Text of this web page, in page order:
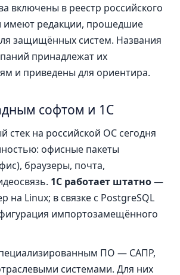
включены в реестр российского
редакции, прошедшие
защищённых систем. Названия
принадлежат их
и приведены для ориентира.
софтом и 1С
стек на российской ОС сегодня
офисные пакеты
браузеры, почта,
1С работает штатно—
на Linux; в связке с PostgreSQL
импортозамещённого
ПО — САПР,
системами. Для них